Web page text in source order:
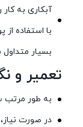
آبکاری به
با استفاده
بسیار متداول
تعمیر و
به طور مرتب
در صورت